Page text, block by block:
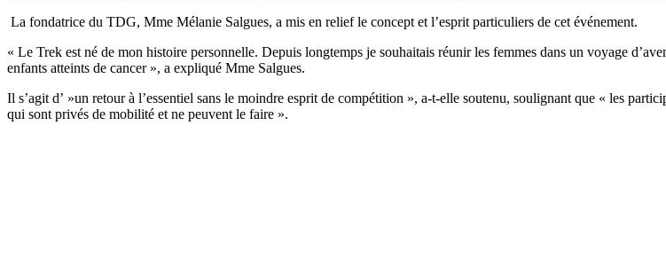
La fondatrice du TDG, Mme Mélanie Salgues, a mis en relief le concept et l’esprit particuliers de cet événement.
« Le Trek est né de mon histoire personnelle. Depuis longtemps je souhaitais réunir les femmes dans un voyage
enfants atteints de cancer », a expliqué Mme Salgues.
Il s’agit d’ »un retour à l’essentiel sans le moindre esprit de compétition », a-t-elle soutenu, soulignant que « les
qui sont privés de mobilité et ne peuvent le faire ».